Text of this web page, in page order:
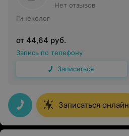
Нет отзывов
Гинеколог
от 44,64 руб.
Запись по телефону
Записаться
Записаться онлайн